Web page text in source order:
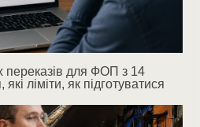
переказів для ФОП з 14
ліміти, як підготуватися